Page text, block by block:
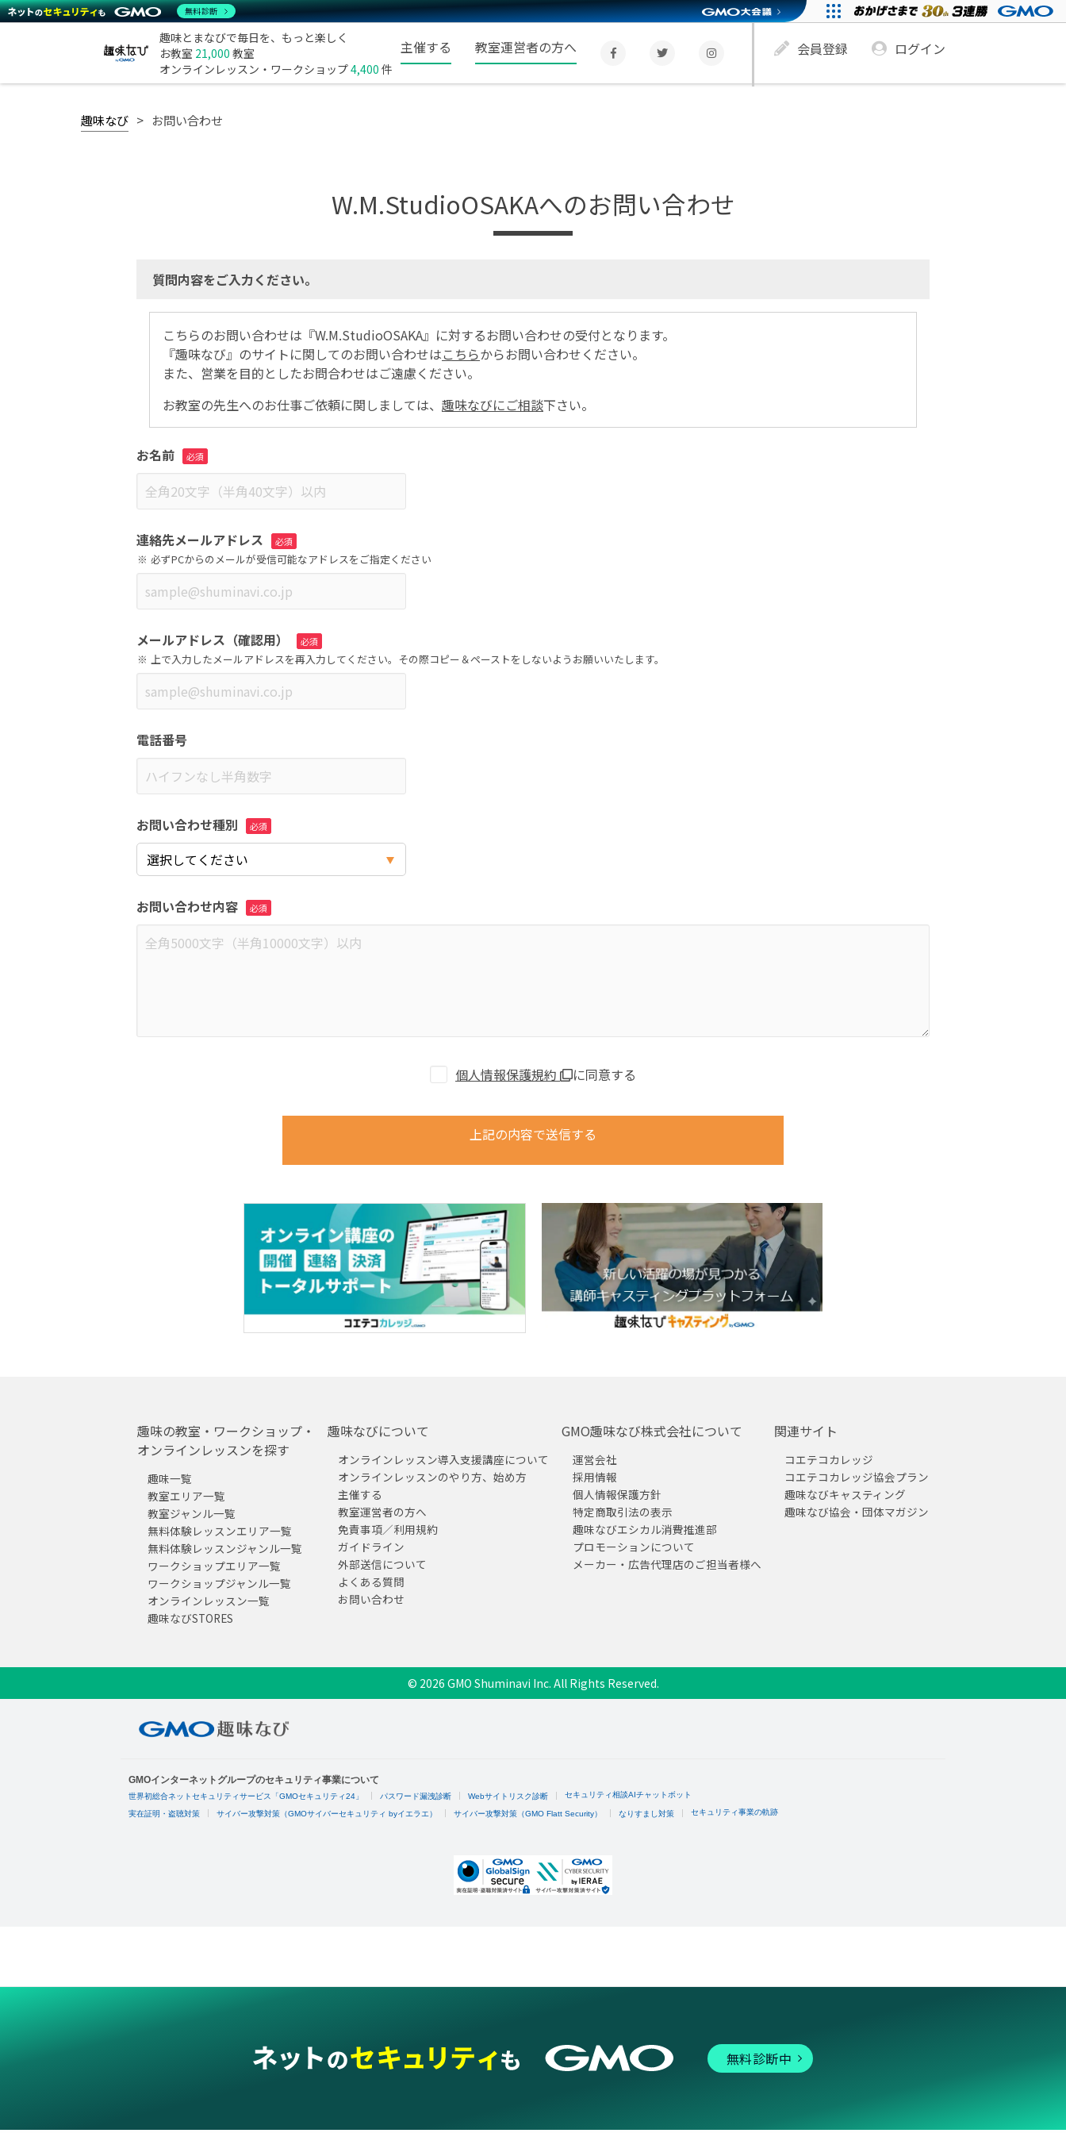
趣味とまなびで毎日を、もっと楽しく
お教室 21,000 教室
オンラインレッスン・ワークショップ4,400 件
主催する 教室運営者の方へ 会員登録 ログイン
趣味なび お問い合わせ
W.M.StudioOSAKAへのお問い合わせ
質問内容をご入力ください。
こちらのお問い合わせは『W.M.StudioOSAKA』に対するお問い合わせの受付となります。
『趣味なび』のサイトに関してのお問い合わせはこちらからお問い合わせください。
また、営業を目的としたお問合わせはご遠慮ください。
お教室の先生へのお仕事ご依頼に関しましては、 趣味なびにご相談下さい。
お名前
連絡先メールアドレス
必ずPCからのメールが受信可能なアドレスをご指定ください
メールアドレス（確認用）
上で入力したメールアドレスを再入力してください。その際コピー＆ペーストをしないようお願いいたします。
電話番号
お問い合わせ種別
お問い合わせ内容
個人情報保護規約 に同意する
上記の内容で送信する
趣味の教室・ワークショップ・
オンラインレッスンを探す
趣味一覧
教室エリア一覧
教室ジャンル一覧
無料体験レッスンエリア一覧
無料体験レッスンジャンル一覧
ワークショップエリア一覧
ワークショップジャンル一覧
オンラインレッスン一覧
趣味なびSTORES
趣味なびについて
オンラインレッスン導入支援講座について
オンラインレッスンのやり方、始め方
主催する
教室運営者の方へ
免責事項／利用規約
ガイドライン
外部送信について
よくある質問
お問い合わせ
GMO趣味なび株式会社について
運営会社
採用情報
個人情報保護方針
特定商取引法の表示
趣味なびエシカル消費推進部
プロモーションについて
メーカー・広告代理店のご担当者様へ
関連サイト
コエテコカレッジ
コエテコカレッジ協会プラン
趣味なびキャスティング
趣味なび協会・団体マガジン
© 2026 GMO Shuminavi Inc. All Rights Reserved.
無料診断中
無料診断